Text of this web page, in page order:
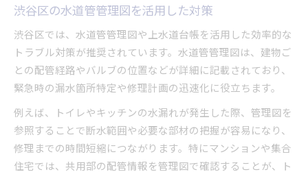
渋谷区の水道管管理図を活用した対策
渋谷区では、水道管管理図や上水道台帳を活用した効率的な
トラブル対策が推奨されています。水道管管理図は、建物ご
との配管経路やバルブの位置などが詳細に記載されており、
緊急時の漏水箇所特定や修理計画の迅速化に役立ちます。
例えば、トイレやキッチンの水漏れが発生した際、管理図を
参照することで断水範囲や必要な部材の把握が容易になり、
修理までの時間短縮につながります。特にマンションや集合
住宅では、共用部の配管情報を管理図で確認することが、ト